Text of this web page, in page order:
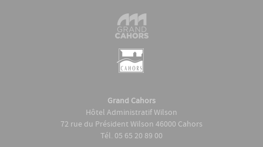
Grand Cahors
Hôtel Administratif Wilson
72 rue du Président Wilson 46000 Cahors
Tél. 05 65 20 89 00